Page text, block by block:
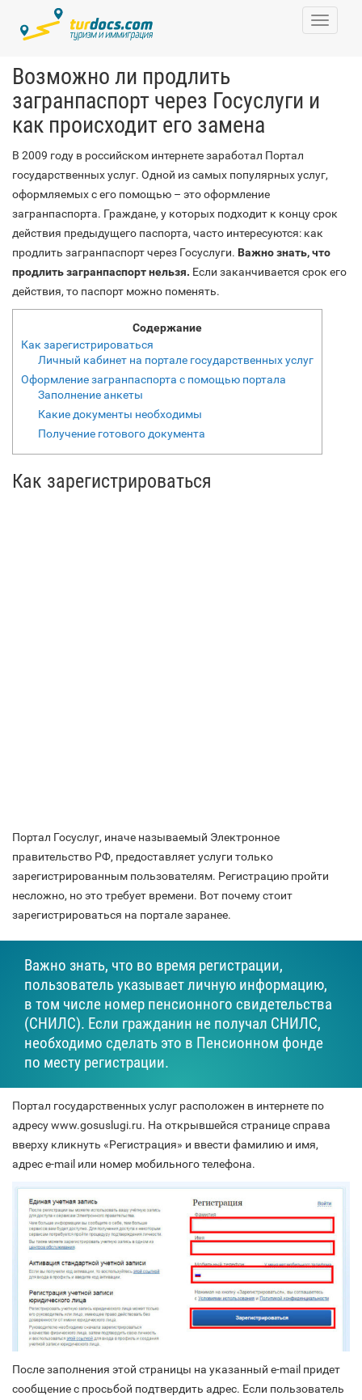
Toggle
Возможно ли продлить
загранпаспорт через Госуслуги и
как происходит его замена
В 2009 году в российском интернете заработал Портал
государственных услуг. Одной из самых популярных услуг,
оформляемых с его помощью – это оформление
загранпаспорта. Граждане, у которых подходит к концу срок
действия предыдущего паспорта, часто интересуются: как
продлить загранпаспорт через Госуслуги. Важно знать, что
продлить загранпаспорт нельзя. Если заканчивается срок его
действия, то паспорт можно поменять.
Содержание
Как зарегистрироваться
Личный кабинет на портале государственных услуг
Оформление загранпаспорта с помощью портала
Заполнение анкеты
Какие документы необходимы
Получение готового документа
Как зарегистрироваться
Портал Госуслуг, иначе называемый Электронное
правительство РФ, предоставляет услуги только
зарегистрированным пользователям. Регистрацию пройти
несложно, но это требует времени. Вот почему стоит
зарегистрироваться на портале заранее.
Важно знать, что во время регистрации,
пользователь указывает личную информацию,
в том числе номер пенсионного свидетельства
(СНИЛС). Если гражданин не получал СНИЛС,
необходимо сделать это в Пенсионном фонде
по месту регистрации.
Портал государственных услуг расположен в интернете по
адресу www.gosuslugi.ru. На открывшейся странице справа
вверху кликнуть «Регистрация» и ввести фамилию и имя,
адрес e-mail или номер мобильного телефона.
После заполнения этой страницы на указанный e-mail придет
сообщение с просьбой подтвердить адрес. Если пользователь